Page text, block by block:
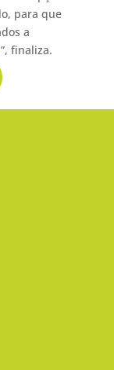
para que
a
finaliza.